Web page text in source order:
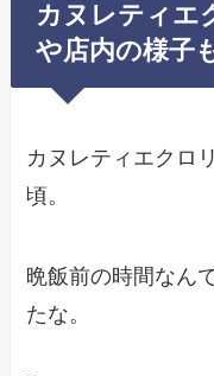
カヌレティエ
や店内の様子
カヌレティエクロ
頃。
晩飯前の時間なん
たな。